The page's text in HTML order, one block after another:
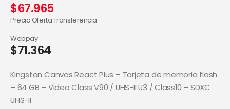
$67.965
Precio Oferta Transferencia
$71.364
Webpay
Kingston Canvas React Plus – Tarjeta de memoria flash
– 64 GB – Video Class V90 / UHS-II U3 / Class10 – SDXC
UHS-II